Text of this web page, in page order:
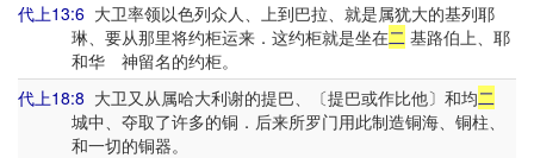
代上13:6 大卫率领以色列众人、上到巴拉、就是属犹大的基列耶
琳、要从那里将约柜运来．这约柜就是坐在二基路伯上、耶
和华 神留名的约柜。
代上18:8 大卫又从属哈大利谢的提巴、〔提巴或作比他〕和均二
城中、夺取了许多的铜．后来所罗门用此制造铜海、铜柱、
和一切的铜器。